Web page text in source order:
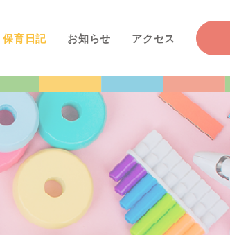
保育日記 お知らせ アクセス